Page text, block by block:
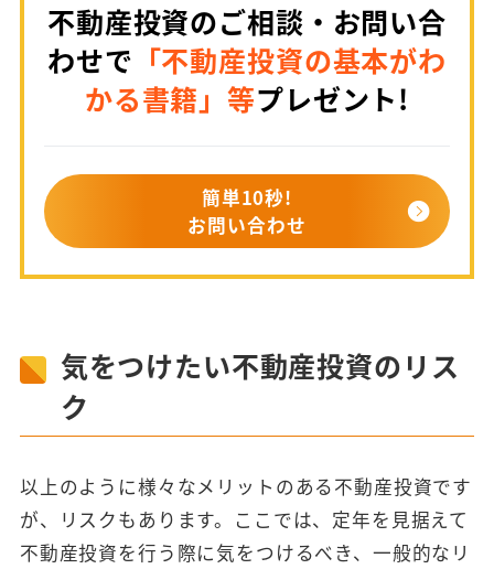
不動産投資のご相談・お問い合
わせで 「不動産投資の基本がわ
かる書籍」等プレゼント!
簡単10秒!
お問い合わせ
気をつけたい不動産投資のリス
ク
以上のように様々なメリットのある不動産投資です
が、リスクもあります。ここでは、定年を見据えて
不動産投資を行う際に気をつけるべき、一般的なリ